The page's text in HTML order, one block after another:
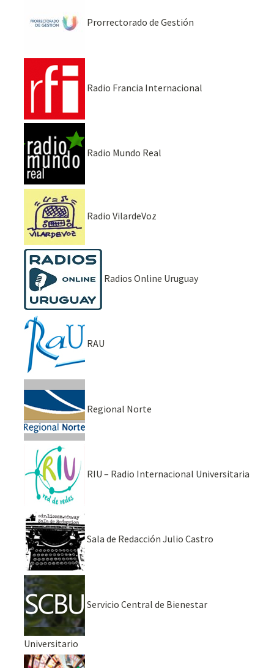
Prorrectorado de Gestión
Radio Francia Internacional
Radio Mundo Real
Radio VilardeVoz
Radios Online Uruguay
RAU
Regional Norte
RIU – Radio Internacional Universitaria
Sala de Redacción Julio Castro
Servicio Central de Bienestar
Universitario